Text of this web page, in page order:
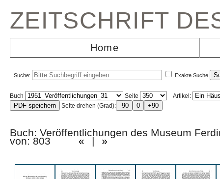
ZEITSCHRIFT
Home
Suche: Exakte Suche
Buch Seite
Artikel:
Seite drehen (Grad):
Buch: Veröffentlichungen des Museum
von: 803 « | »